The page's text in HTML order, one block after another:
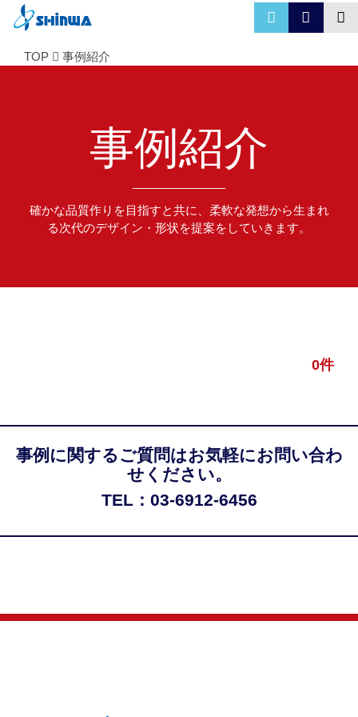
TOP 事例紹介
事例紹介
確かな品質作りを目指すと共に、柔軟な発想から生まれ
る次代のデザイン・形状を提案をしていきます。
0件
事例に関するご質問はお気軽にお問い合わ
せください。
TEL：03-6912-6456